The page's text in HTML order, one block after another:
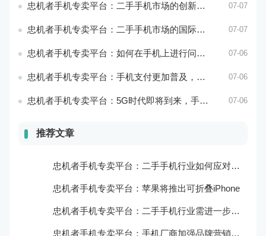
忠机者手机专卖平台：二手手机市场的创新发展和科技引领 07-07
忠机者手机专卖平台：二手手机市场的国际化发展和拓展海外市场 07-07
忠机者手机专卖平台：如何在手机上进行问卷调查？ 07-06
忠机者手机专卖平台：手机支付更加普及，移动支付将成为主流 07-06
忠机者手机专卖平台：5G时代即将到来，手机市场面临新机遇与挑战 07-06
推荐文章
忠机者手机专卖平台：二手手机行业如何应对新消费升级的趋势
忠机者手机专卖平台：苹果将推出可折叠iPhone
忠机者手机专卖平台：二手手机行业需进一步扩大市场份额
忠机者手机专卖平台：手机厂商加强品牌营销和用户服务